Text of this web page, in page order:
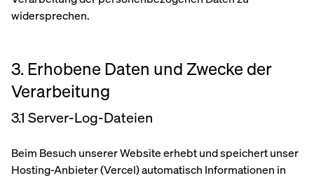
widersprechen.
3. Erhobene Daten und Zwecke der
Verarbeitung
3.1 Server-Log-Dateien
Beim Besuch unserer Website erhebt und speichert unser
Hosting-Anbieter (Vercel) automatisch Informationen in